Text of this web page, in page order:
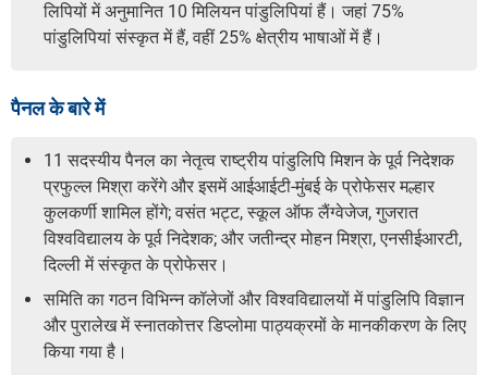
लिपियों में अनुमानित 10 मिलियन पांडुलिपियां हैं। जहां 75%
पांडुलिपियां संस्कृत में हैं, वहीं 25% क्षेत्रीय भाषाओं में हैं।
पैनल के बारे में
11 सदस्यीय पैनल का नेतृत्व राष्ट्रीय पांडुलिपि मिशन के पूर्व निदेशक
प्रफुल्ल मिश्रा करेंगे और इसमें आईआईटी-मुंबई के प्रोफेसर मल्हार
कुलकर्णी शामिल होंगे; वसंत भट्ट, स्कूल ऑफ लैंग्वेजेज, गुजरात
विश्वविद्यालय के पूर्व निदेशक; और जतीन्द्र मोहन मिश्रा, एनसीईआरटी,
दिल्ली में संस्कृत के प्रोफेसर।
समिति का गठन विभिन्न कॉलेजों और विश्वविद्यालयों में पांडुलिपि विज्ञान
और पुरालेख में स्नातकोत्तर डिप्लोमा पाठ्यक्रमों के मानकीकरण के लिए
किया गया है।